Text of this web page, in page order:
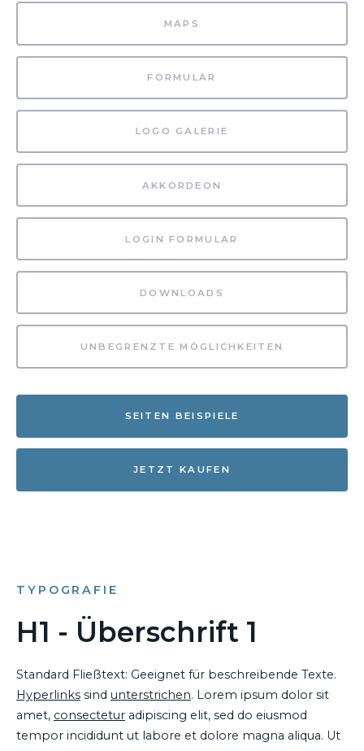
MAPS
FORMULAR
LOGO GALERIE
AKKORDEON
LOGIN FORMULAR
DOWNLOADS
UNBEGRENZTE MÖGLICHKEITEN
SEITEN BEISPIELE
JETZT KAUFEN
TYPOGRAFIE
H1 - Überschrift 1
Standard Fließtext: Geeignet für beschreibende Texte.
Hyperlinks sind unterstrichen. Lorem ipsum dolor sit
amet, consectetur adipiscing elit, sed do eiusmod
tempor incididunt ut labore et dolore magna aliqua. Ut